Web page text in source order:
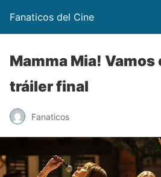
Fanaticos del Cine
Mamma Mia! Vamos
tráiler final
Fanaticos